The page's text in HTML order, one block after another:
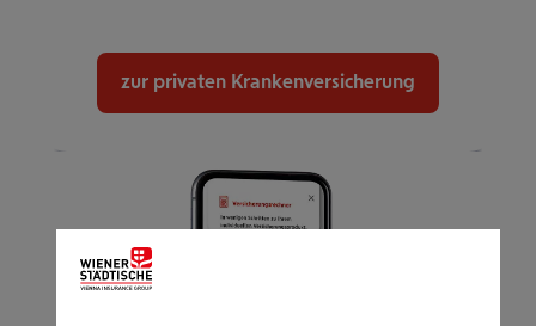
zur privaten Kranken­versicherung